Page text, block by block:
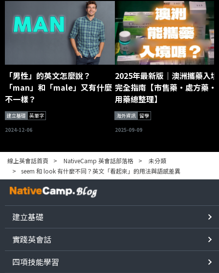
「男性」的英文怎麼說？
「man」和「male」又有什麼
不一樣？
建立基礎 英單字
2024-12-06
2025年最新版｜澳洲攜藥入境
完全指南【市售藥・處方藥・
用藥總整理】
海外資訊 留學
2025-09-09
線上英會話首頁 NativeCamp 英會話部落格
未分類
seem 和 look 有什麼不同？英文「看起來」的用法與語感差異
建立基礎
實踐英會話
四項技能學習